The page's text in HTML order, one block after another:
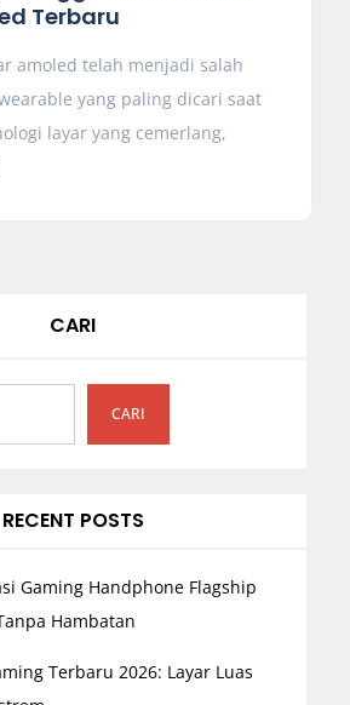
Terbaru
amoled telah menjadi salah
yang paling dicari saat
layar yang cemerlang,
CARI
CARI
RECENT POSTS
Gaming Handphone Flagship
Hambatan
Terbaru 2026: Layar Luas